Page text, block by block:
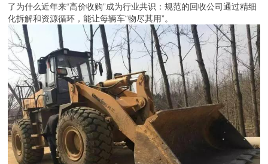
了为什么近年来“高价收购”成为行业共识：规范的回收公司通过精细
化拆解和资源循环，能让每辆车“物尽其用”。